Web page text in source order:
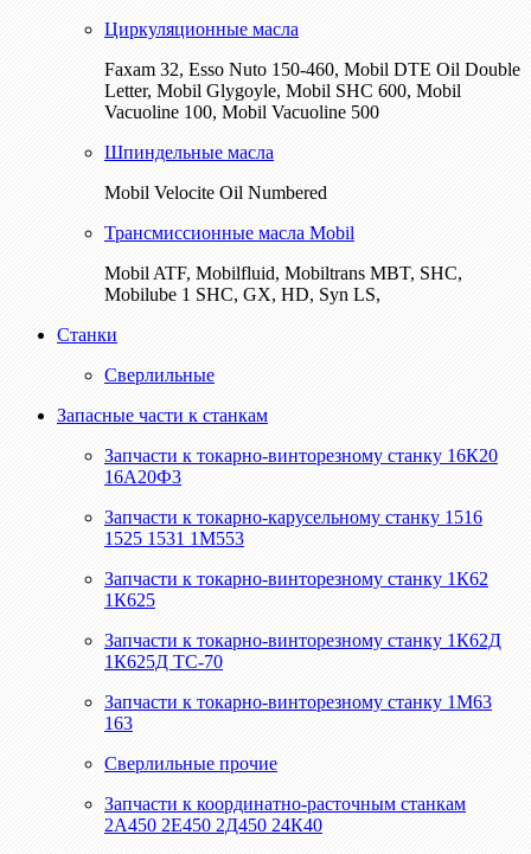
Циркуляционные масла
Faxam 32, Esso Nuto 150-460, Mobil DTE Oil Double
Letter, Mobil Glygoyle, Mobil SHC 600, Mobil
Vacuoline 100, Mobil Vacuoline 500
Шпиндельные масла
Mobil Velocite Oil Numbered
Трансмиссионные масла Mobil
Mobil ATF, Mobilfluid, Mobiltrans MBT, SHC,
Mobilube 1 SHC, GX, HD, Syn LS,
Станки
Сверлильные
Запасные части к станкам
Запчасти к токарно-винторезному станку 16К20
16А20Ф3
Запчасти к токарно-карусельному станку 1516
1525 1531 1М553
Запчасти к токарно-винторезному станку 1К62
1К625
Запчасти к токарно-винторезному станку 1К62Д
1К625Д ТС-70
Запчасти к токарно-винторезному станку 1М63
163
Сверлильные прочие
Запчасти к координатно-расточным станкам
2А450 2Е450 2Д450 24К40